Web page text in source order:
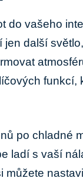
do vašeho‌
další
funkcí,
po​ chladné
ladí s‍ vaší
můžete